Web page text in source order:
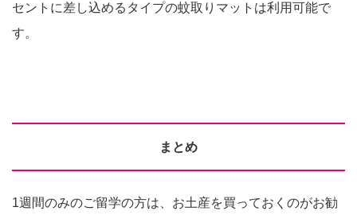
セントに差し込めるタイプの蚊取りマットは利用可能で
す。
まとめ
1週間のみのご留学の方は、お土産を買っておくのがお勧